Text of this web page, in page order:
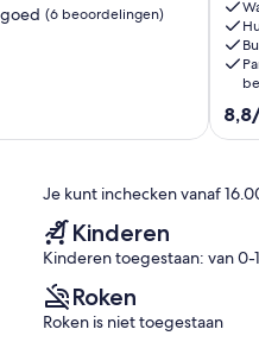
(6 beoordelingen)
Ste
-
T3
op
800
het
8.8
(30
Je kunt inchecken vanaf
Kinderen
Kinderen toegestaan: van 0-
Roken
Roken is niet toegestaan